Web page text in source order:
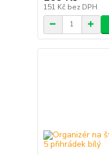
151 Kč bez DPH